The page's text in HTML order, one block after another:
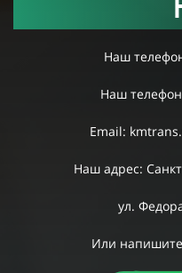
Наш
Наш
Email:
Наш адрес:
ул.
Или